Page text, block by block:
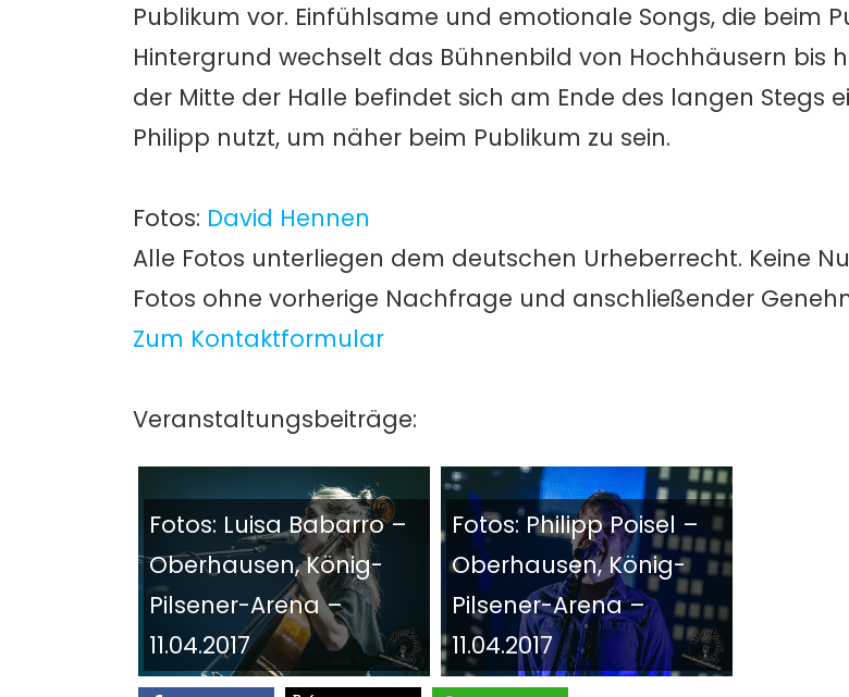
Publikum vor. Einfühlsame und emotionale Songs, die beim
Hintergrund wechselt das Bühnenbild von Hochhäusern bis
der Mitte der Halle befindet sich am Ende des langen Stegs
Philipp nutzt, um näher beim Publikum zu sein.
Fotos: David Hennen
Alle Fotos unterliegen dem deutschen Urheberrecht. Keine
Fotos ohne vorherige Nachfrage und anschließender
Zum Kontaktformular
Veranstaltungsbeiträge:
Fotos: Luisa Babarro –
Oberhausen, König-
Pilsener-Arena –
11.04.2017
Fotos: Philipp Poisel –
Oberhausen, König-
Pilsener-Arena –
11.04.2017